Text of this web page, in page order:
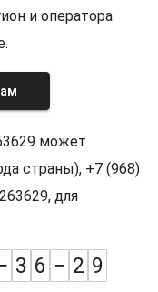
и оператора
может
страны), +7 (968)
для
3 6 − 2 9